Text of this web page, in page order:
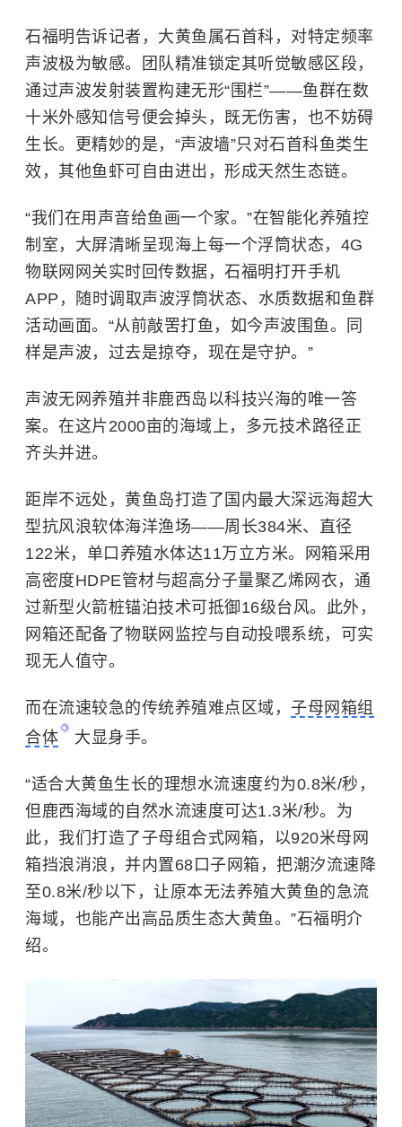
石福明告诉记者，大黄鱼属石首科，对特定频率
声波极为敏感。团队精准锁定其听觉敏感区段，
通过声波发射装置构建无形“围栏”——鱼群在数
十米外感知信号便会掉头，既无伤害，也不妨碍
生长。更精妙的是，“声波墙”只对石首科鱼类生
效，其他鱼虾可自由进出，形成天然生态链。
“我们在用声音给鱼画一个家。”在智能化养殖控
制室，大屏清晰呈现海上每一个浮筒状态，4G
物联网网关实时回传数据，石福明打开手机
APP，随时调取声波浮筒状态、水质数据和鱼群
活动画面。“从前敲罟打鱼，如今声波围鱼。同
样是声波，过去是掠夺，现在是守护。”
声波无网养殖并非鹿西岛以科技兴海的唯一答
案。在这片2000亩的海域上，多元技术路径正
齐头并进。
距岸不远处，黄鱼岛打造了国内最大深远海超大
型抗风浪软体海洋渔场——周长384米、直径
122米，单口养殖水体达11万立方米。网箱采用
高密度HDPE管材与超高分子量聚乙烯网衣，通
过新型火箭桩锚泊技术可抵御16级台风。此外，
网箱还配备了物联网监控与自动投喂系统，可实
现无人值守。
而在流速较急的传统养殖难点区域， 子母网箱组
合体
大显身手。
“适合大黄鱼生长的理想水流速度约为0.8米/秒，
但鹿西海域的自然水流速度可达1.3米/秒。为
此，我们打造了子母组合式网箱，以920米母网
箱挡浪消浪，并内置68口子网箱，把潮汐流速降
至0.8米/秒以下，让原本无法养殖大黄鱼的急流
海域，也能产出高品质生态大黄鱼。”石福明介
绍。